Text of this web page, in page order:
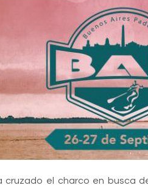
cruzado el charco en busca